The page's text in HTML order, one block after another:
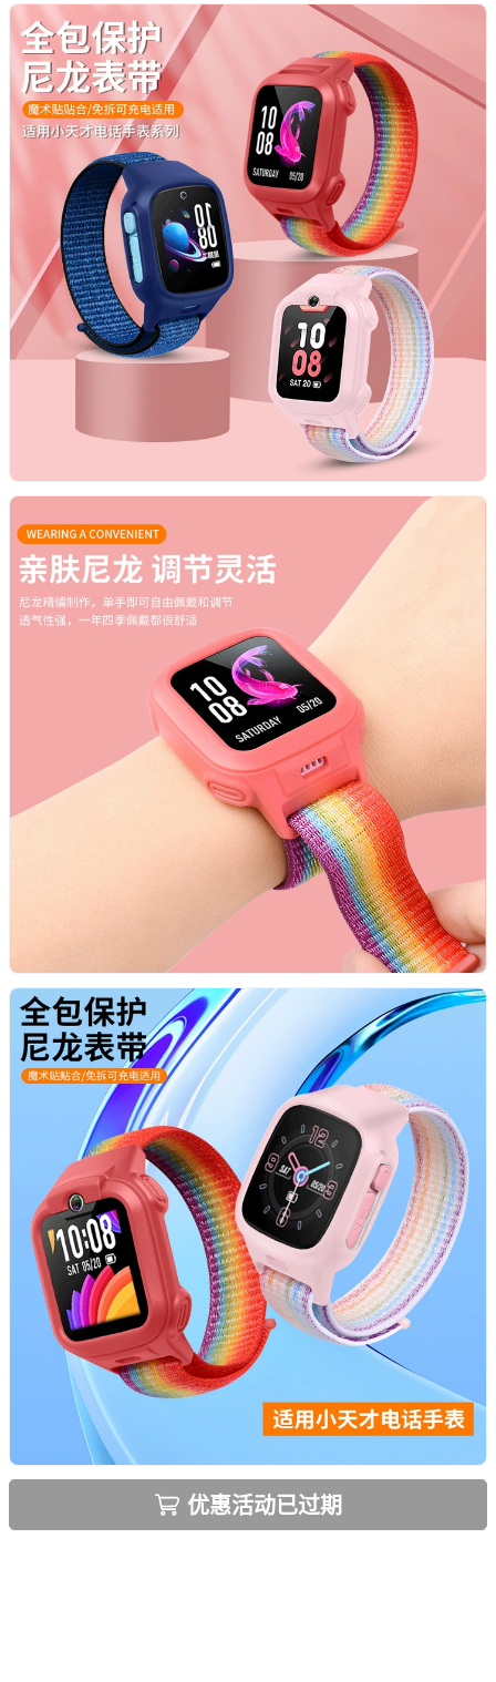
优惠活动已过期